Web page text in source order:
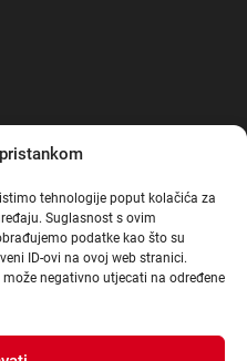
tehnologije poput kolačića za
Suglasnost s ovim
podatke kao što su
ID-ovi na ovoj web stranici.
negativno utjecati na određene